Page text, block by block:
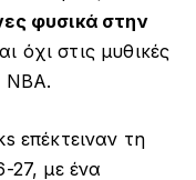
φυσικά στην
όχι στις μυθικές
επέκτειναν τη
27, με ένα